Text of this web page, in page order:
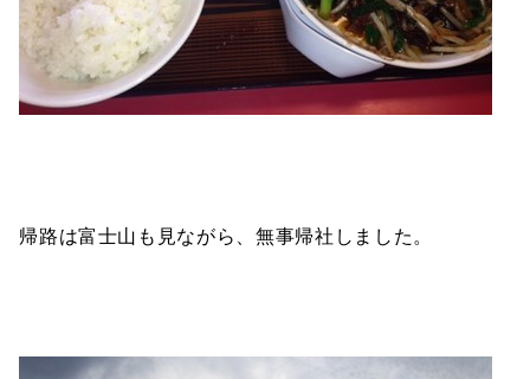
帰路は富士山も見ながら、無事帰社しました。